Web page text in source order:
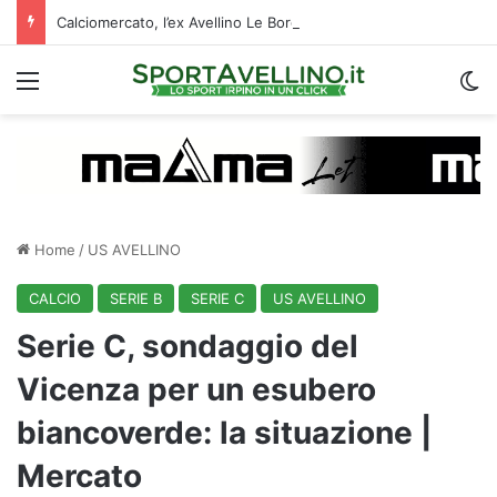
Menu
Home / US AVELLINO
CALCIO SERIE B SERIE C US AVELLINO
Serie C, sondaggio del
Vicenza per un esubero
biancoverde: la situazione |
Mercato